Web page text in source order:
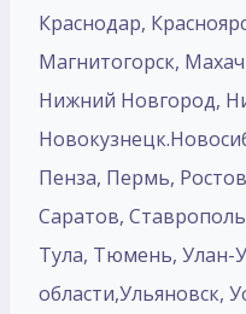
Краснодар,
Магнитогорск,
Нижний Новгород,
Пенза, Пермь,
Саратов,
Тула, Тюмень, Улан-
области,Ульяновск,